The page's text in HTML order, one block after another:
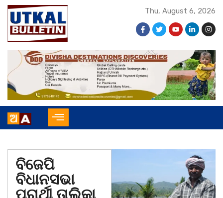
Thu, August 6, 2026
ବିଜେପି
ବିଧାନସଭା